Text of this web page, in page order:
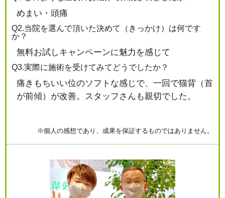
めまい・頭痛
Q2.当院を選んで頂いた決めて（きっかけ）は何です
か？
無料お試しキャンペーンに魅力を感じて
Q3.実際に施術を受けてみてどうでしたか？
痛きもちいい位のソフトな感じで、一回で猫背（首
が前傾）が改善。スタッフさんも親切でした。
※個人の感想であり、成果を保証するものではありません。